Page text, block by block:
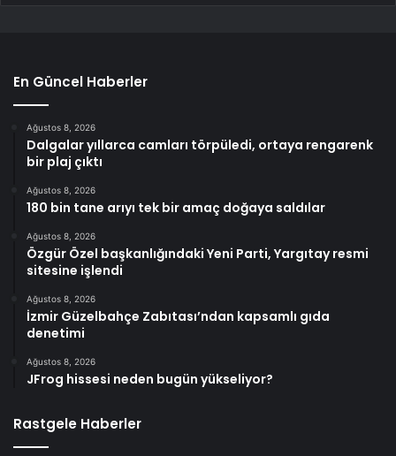
En Güncel Haberler
Ağustos 8, 2026
Dalgalar yıllarca camları törpüledi, ortaya rengarenk
bir plaj çıktı
Ağustos 8, 2026
180 bin tane arıyı tek bir amaç doğaya saldılar
Ağustos 8, 2026
Özgür Özel başkanlığındaki Yeni Parti, Yargıtay resmi
sitesine işlendi
Ağustos 8, 2026
İzmir Güzelbahçe Zabıtası’ndan kapsamlı gıda
denetimi
Ağustos 8, 2026
JFrog hissesi neden bugün yükseliyor?
Rastgele Haberler